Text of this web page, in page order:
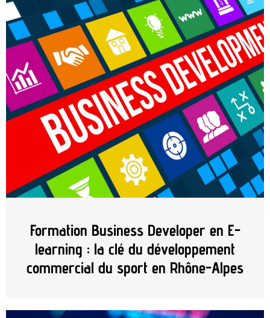
Formation Business Developer en E-
learning : la clé du développement
commercial du sport en Rhône-Alpes